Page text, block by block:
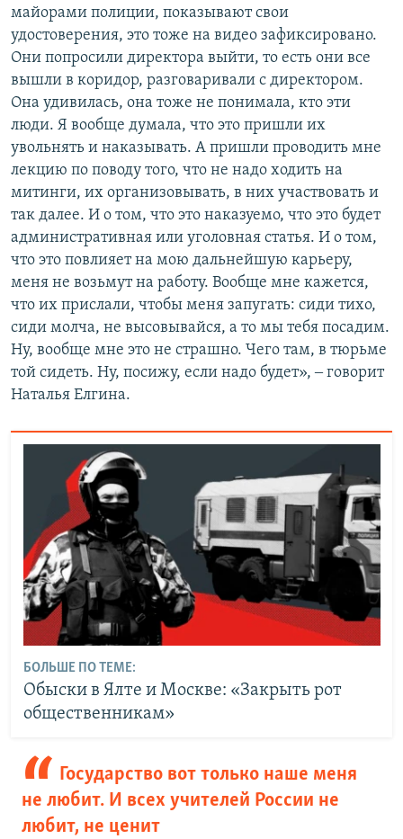
майорами полиции, показывают свои
удостоверения, это тоже на видео зафиксировано.
Они попросили директора выйти, то есть они все
вышли в коридор, разговаривали с директором.
Она удивилась, она тоже не понимала, кто эти
люди. Я вообще думала, что это пришли их
увольнять и наказывать. А пришли проводить мне
лекцию по поводу того, что не надо ходить на
митинги, их организовывать, в них участвовать и
так далее. И о том, что это наказуемо, что это будет
административная или уголовная статья. И о том,
что это повлияет на мою дальнейшую карьеру,
меня не возьмут на работу. Вообще мне кажется,
что их прислали, чтобы меня запугать: сиди тихо,
сиди молча, не высовывайся, а то мы тебя посадим.
Ну, вообще мне это не страшно. Чего там, в тюрьме
той сидеть. Ну, посижу, если надо будет», ‒ говорит
Наталья Елгина.
БОЛЬШЕ ПО ТЕМЕ:
Обыски в Ялте и Москве: «Закрыть рот
общественникам»
Государство вот только наше меня
не любит. И всех учителей России не
любит, не ценит